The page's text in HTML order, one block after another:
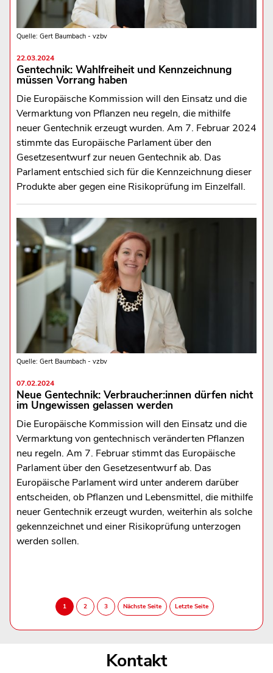
Quelle: Gert Baumbach - vzbv
22.03.2024
Gentechnik: Wahlfreiheit und Kennzeichnung
müssen Vorrang haben
Die Europäische Kommission will den Einsatz und die
Vermarktung von Pflanzen neu regeln, die mithilfe
neuer Gentechnik erzeugt wurden. Am 7. Februar 2024
stimmte das Europäische Parlament über den
Gesetzesentwurf zur neuen Gentechnik ab. Das
Parlament entschied sich für die Kennzeichnung dieser
Produkte aber gegen eine Risikoprüfung im Einzelfall.
Quelle: Gert Baumbach - vzbv
07.02.2024
Neue Gentechnik: Verbraucher:innen dürfen nicht
im Ungewissen gelassen werden
Die Europäische Kommission will den Einsatz und die
Vermarktung von gentechnisch veränderten Pflanzen
neu regeln. Am 7. Februar stimmt das Europäische
Parlament über den Gesetzesentwurf ab. Das
Europäische Parlament wird unter anderem darüber
entscheiden, ob Pflanzen und Lebensmittel, die mithilfe
neuer Gentechnik erzeugt wurden, weiterhin als solche
gekennzeichnet und einer Risikoprüfung unterzogen
werden sollen.
Kontakt